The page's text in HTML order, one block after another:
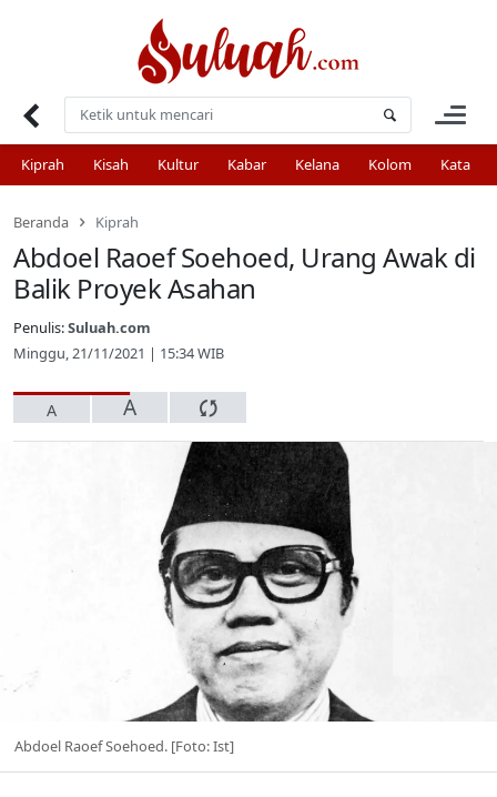
Kiprah Kisah Kultur Kabar Kelana Kolom Kata
Beranda Kiprah
Abdoel Raoef Soehoed, Urang Awak di
Balik Proyek Asahan
Penulis:Suluah.com
Minggu, 21/11/2021 | 15:34 WIB
A A
Abdoel Raoef Soehoed. [Foto: Ist]